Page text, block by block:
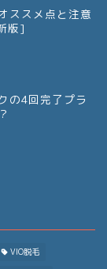
ススメ点と注意
版]
の4回完了プラ
VIO脱毛